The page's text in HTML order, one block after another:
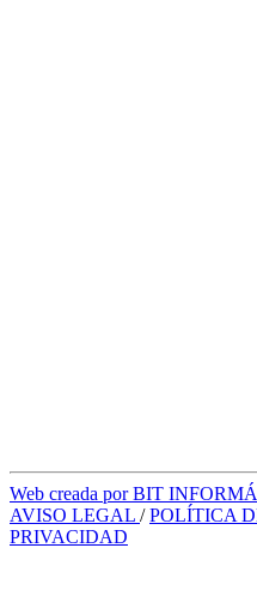
Web creada por BIT
AVISO LEGAL /POLÍTICA
PRIVACIDAD